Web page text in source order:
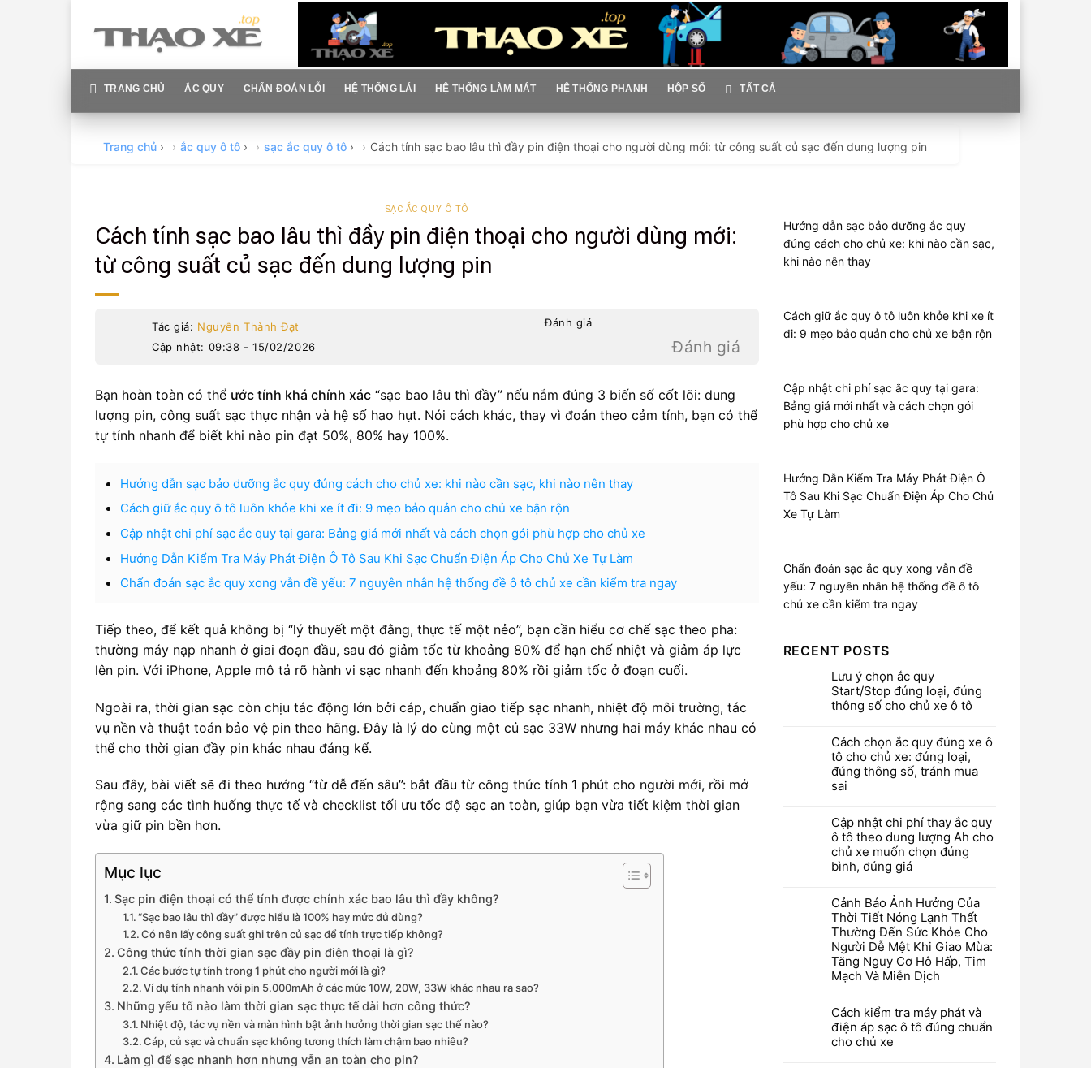
content
TRANG CHỦ ẮC QUY CHẨN ĐOÁN LỖI HỆ THỐNG LÁI HỆ THỐNG LÀM MÁT HỆ THỐNG PHANH HỘP SỐ TẤT CẢ
Trang chủ › ắc quy ô tô › sạc ắc quy ô tô › Cách tính sạc bao lâu thì đầy pin điện thoại cho người dùng mới: từ công suất củ sạc đến dung lượng pin
SẠC ẮC QUY Ô TÔ
Cách tính sạc bao lâu thì đầy pin điện thoại cho người dùng mới:
từ công suất củ sạc đến dung lượng pin
Tác giả: Nguyễn Thành Đạt
Cập nhật: 09:38 - 15/02/2026
Đánh giá
Đánh giá
Bạn hoàn toàn có thể ước tính khá chính xác “sạc bao lâu thì đầy” nếu nắm đúng 3 biến số cốt lõi: dung
lượng pin, công suất sạc thực nhận và hệ số hao hụt. Nói cách khác, thay vì đoán theo cảm tính, bạn có thể
tự tính nhanh để biết khi nào pin đạt 50%, 80% hay 100%.
Hướng dẫn sạc bảo dưỡng ắc quy đúng cách cho chủ xe: khi nào cần sạc, khi nào nên thay
Cách giữ ắc quy ô tô luôn khỏe khi xe ít đi: 9 mẹo bảo quản cho chủ xe bận rộn
Cập nhật chi phí sạc ắc quy tại gara: Bảng giá mới nhất và cách chọn gói phù hợp cho chủ xe
Hướng Dẫn Kiểm Tra Máy Phát Điện Ô Tô Sau Khi Sạc Chuẩn Điện Áp Cho Chủ Xe Tự Làm
Chẩn đoán sạc ắc quy xong vẫn đề yếu: 7 nguyên nhân hệ thống đề ô tô chủ xe cần kiểm tra ngay
Tiếp theo, để kết quả không bị “lý thuyết một đằng, thực tế một nẻo”, bạn cần hiểu cơ chế sạc theo pha:
thường máy nạp nhanh ở giai đoạn đầu, sau đó giảm tốc từ khoảng 80% để hạn chế nhiệt và giảm áp lực
lên pin. Với iPhone, Apple mô tả rõ hành vi sạc nhanh đến khoảng 80% rồi giảm tốc ở đoạn cuối.
Ngoài ra, thời gian sạc còn chịu tác động lớn bởi cáp, chuẩn giao tiếp sạc nhanh, nhiệt độ môi trường, tác
vụ nền và thuật toán bảo vệ pin theo hãng. Đây là lý do cùng một củ sạc 33W nhưng hai máy khác nhau có
thể cho thời gian đầy pin khác nhau đáng kể.
Sau đây, bài viết sẽ đi theo hướng “từ dễ đến sâu”: bắt đầu từ công thức tính 1 phút cho người mới, rồi mở
rộng sang các tình huống thực tế và checklist tối ưu tốc độ sạc an toàn, giúp bạn vừa tiết kiệm thời gian
vừa giữ pin bền hơn.
Mục lục
Sạc pin điện thoại có thể tính được chính xác bao lâu thì đầy không?
“Sạc bao lâu thì đầy” được hiểu là 100% hay mức đủ dùng?
Có nên lấy công suất ghi trên củ sạc để tính trực tiếp không?
Công thức tính thời gian sạc đầy pin điện thoại là gì?
Các bước tự tính trong 1 phút cho người mới là gì?
Ví dụ tính nhanh với pin 5.000mAh ở các mức 10W, 20W, 33W khác nhau ra sao?
Những yếu tố nào làm thời gian sạc thực tế dài hơn công thức?
Nhiệt độ, tác vụ nền và màn hình bật ảnh hưởng thời gian sạc thế nào?
Cáp, củ sạc và chuẩn sạc không tương thích làm chậm bao nhiêu?
Làm gì để sạc nhanh hơn nhưng vẫn an toàn cho pin?
Hướng dẫn sạc bảo dưỡng ắc quy
đúng cách cho chủ xe: khi nào cần sạc,
khi nào nên thay
Cách giữ ắc quy ô tô luôn khỏe khi xe ít
đi: 9 mẹo bảo quản cho chủ xe bận rộn
Cập nhật chi phí sạc ắc quy tại gara:
Bảng giá mới nhất và cách chọn gói
phù hợp cho chủ xe
Hướng Dẫn Kiểm Tra Máy Phát Điện Ô
Tô Sau Khi Sạc Chuẩn Điện Áp Cho Chủ
Xe Tự Làm
Chẩn đoán sạc ắc quy xong vẫn đề
yếu: 7 nguyên nhân hệ thống đề ô tô
chủ xe cần kiểm tra ngay
RECENT POSTS
Lưu ý chọn ắc quy
Start/Stop đúng loại, đúng
thông số cho chủ xe ô tô
Cách chọn ắc quy đúng xe ô
tô cho chủ xe: đúng loại,
đúng thông số, tránh mua
sai
Cập nhật chi phí thay ắc quy
ô tô theo dung lượng Ah cho
chủ xe muốn chọn đúng
bình, đúng giá
Cảnh Báo Ảnh Hưởng Của
Thời Tiết Nóng Lạnh Thất
Thường Đến Sức Khỏe Cho
Người Dễ Mệt Khi Giao Mùa:
Tăng Nguy Cơ Hô Hấp, Tim
Mạch Và Miễn Dịch
Cách kiểm tra máy phát và
điện áp sạc ô tô đúng chuẩn
cho chủ xe